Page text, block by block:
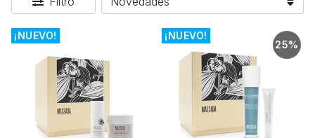
¡NUEVO!
25%
¡NUEVO!